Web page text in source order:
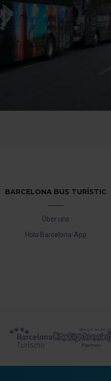
Ihre Browseroptionen
sind unerlässlich für das
Sie können dann nur die
der Cookies jederzeit
BARCELONA BUS TURÍSTIC
Über uns
Hola Barcelona-App